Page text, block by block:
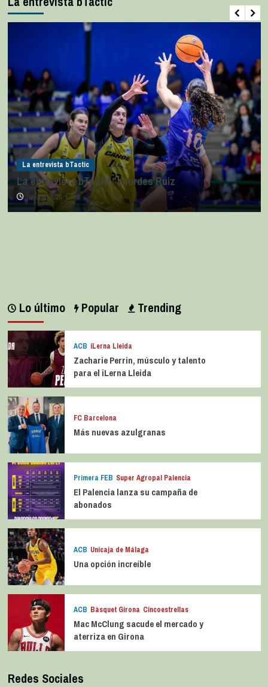
La entrevista bTactic
La entrevista bTactic: Lourdes Ruiz
julio 11, 2026 0
Lo último Popular Trending
ACB iLerna Lleida
Zacharie Perrin, músculo y talento
para el iLerna Lleida
FC Barcelona
Más nuevas azulgranas
Primera FEB Super Agropal Palencia
El Palencia lanza su campaña de
abonados
ACB Unicaja de Málaga
Una opción increíble
ACB Bàsquet Girona Cincoestrellas
Mac McClung sacude el mercado y
aterriza en Girona
Redes Sociales